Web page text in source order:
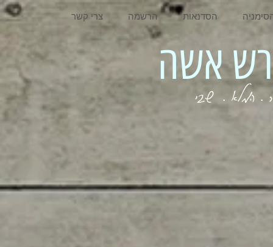
צרי קשר הרשמה הסדנאות